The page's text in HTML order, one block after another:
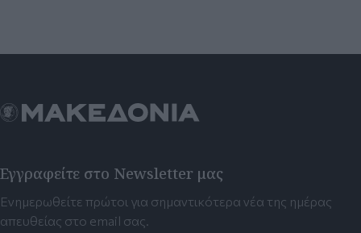
Εγγραφείτε στο Newsletter μας
Ενημερωθείτε πρώτοι για σημαντικότερα νέα της ημέρας
απευθείας στο email σας.